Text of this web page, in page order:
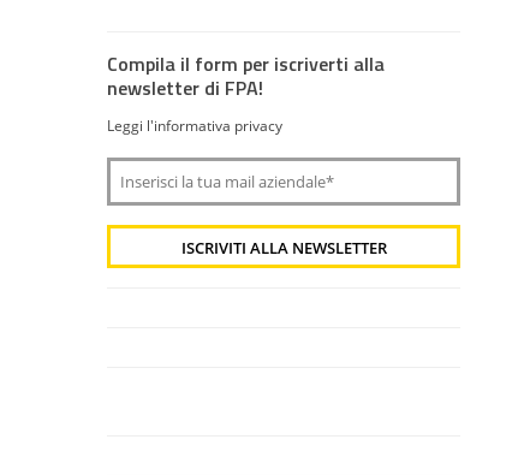
Compila il form per iscriverti alla
newsletter di FPA!
Leggi l'informativa privacy